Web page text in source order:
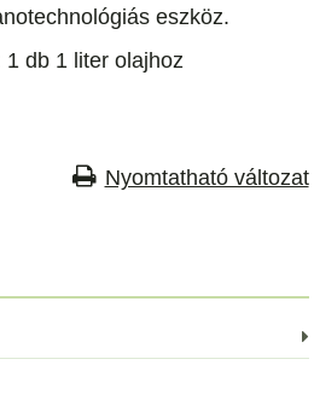
eszköz.
db 1 liter olajhoz
Nyomtatható változat